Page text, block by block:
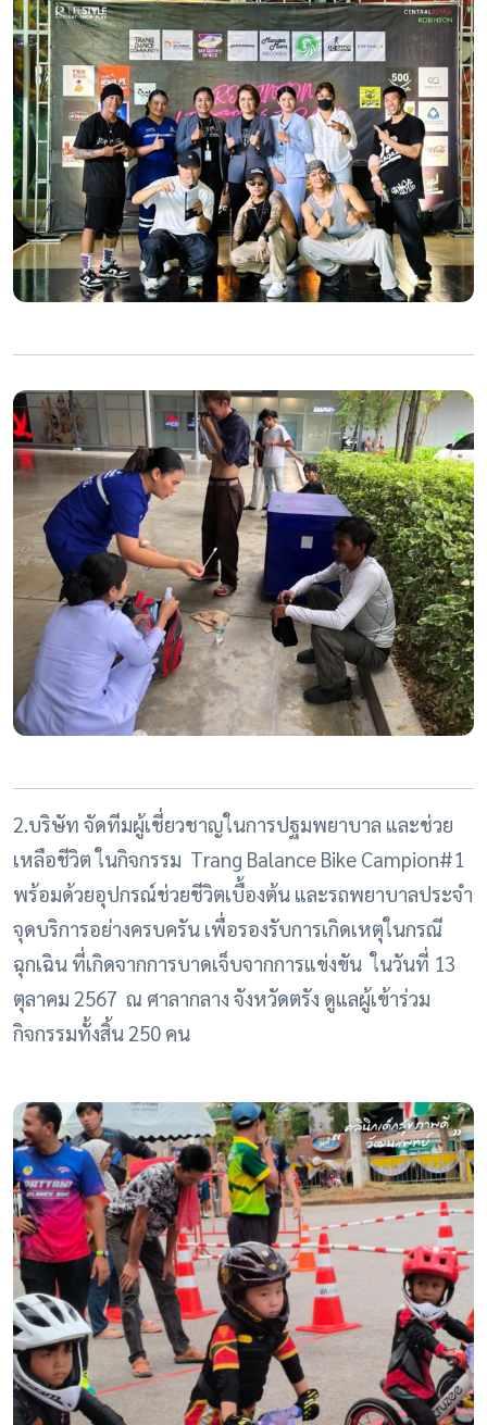
2.บริษัท จัดทีมผู้เชี่ยวชาญในการปฐมพยาบาล และช่วย
เหลือชีวิต ในกิจกรรม Trang Balance Bike Campion#1
พร้อมด้วยอุปกรณ์ช่วยชีวิตเบื้องต้น และรถพยาบาลประจำ
จุดบริการอย่างครบครัน เพื่อรองรับการเกิดเหตุในกรณี
ฉุกเฉิน ที่เกิดจากการบาดเจ็บจากการแข่งขัน ในวันที่ 13
ตุลาคม 2567 ณ ศาลากลาง จังหวัดตรัง ดูแลผู้เข้าร่วม
กิจกรรมทั้งสิ้น 250 คน